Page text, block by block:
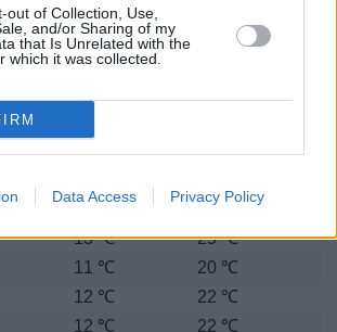
out of Collection, Use,
and/or Sharing of my
that Is Unrelated with the
which it was collected.
Data Access Privacy Policy
Alin
lämpötila
keskimäärin
Ylin
lämpötila
11 ℃
20 ℃
23 ℃
13 ℃
25 ℃
11 ℃
20 ℃
12 ℃
22 ℃
12 ℃
22 ℃